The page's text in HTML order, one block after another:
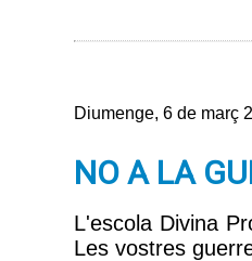
Diumenge, 6 de març
NO A LA
L'escola Divina
Les vostres